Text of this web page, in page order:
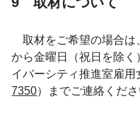
取材をご希望の場合は
から金曜日（祝日を除
イバーシティ推進室雇
7350）までご連絡くださ